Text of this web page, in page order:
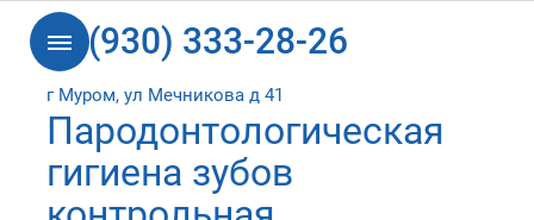
8 (930) 333-28-26
г Муром, ул Мечникова д 41
Пародонтологическая
гигиена зубов